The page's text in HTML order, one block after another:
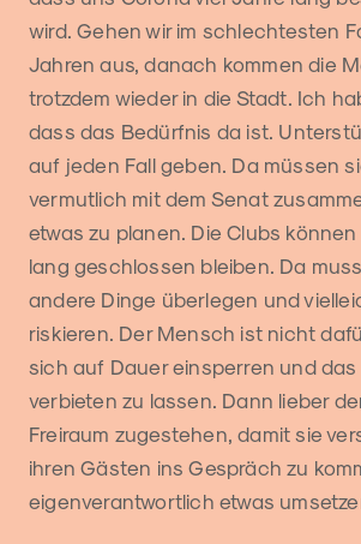
wird. Gehen wir im schlechtesten
Jahren aus, danach kommen die
trotzdem wieder in die Stadt. Ich
dass das Bedürfnis da ist.
auf jeden Fall geben. Da müssen
vermutlich mit dem Senat
etwas zu planen. Die Clubs
lang geschlossen bleiben. Da
andere Dinge überlegen und
riskieren. Der Mensch ist nicht
sich auf Dauer einsperren und das
verbieten zu lassen. Dann lieber
Freiraum zugestehen, damit sie
ihren Gästen ins Gespräch zu
eigenverantwortlich etwas